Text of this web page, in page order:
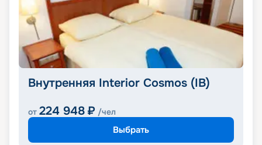
Внутренняя Interior Cosmos (IB)
от 224 948 ₽ /чел
Выбрать